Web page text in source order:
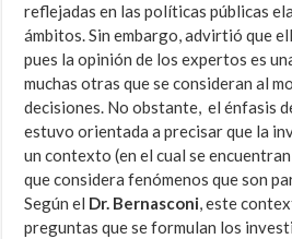
reflejadas en las políticas públicas
ámbitos. Sin embargo, advirtió que
pues la opinión de los expertos es
muchas otras que se consideran al
decisiones. No obstante, el énfasis
estuvo orientada a precisar que la
un contexto (en el cual se
que considera fenómenos que son
Según el Dr. Bernasconi, este
preguntas que se formulan los